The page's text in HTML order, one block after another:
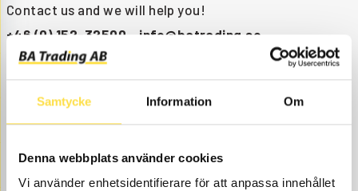
Samtycke Information Om
Denna webbplats använder cookies
Vi använder enhetsidentifierare för att anpassa innehållet
Contact us and we will help you!
+46 (0) 152-32500
info@batrading.se